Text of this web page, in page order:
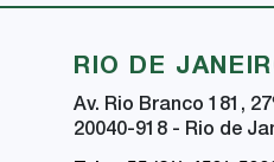
RIO DE
Av. Rio Branco 181, 27
20040-918 - Rio de